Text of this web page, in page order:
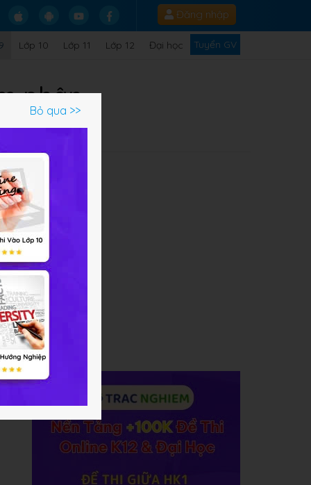
Đăng nhập
Lớp 10 Lớp 11 Lớp 12 Đại học Tuyển GV
phân
và
Bỏ qua >>